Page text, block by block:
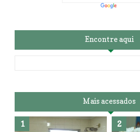
Encontre aqui
Mais acessados